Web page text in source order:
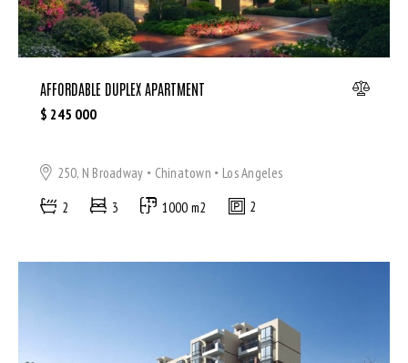
Refrigerator (4)
Sauna (7)
TV Cable (6)
WiFi (11)
AFFORDABLE DUPLEX APARTMENT
$ 245 000
250, N Broadway Chinatown
Los Angeles
2
3 1000 m2 2